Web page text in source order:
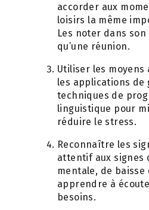
accorder aux
loisirs la même
Les noter dans
qu’une réunion.
Utiliser les
les applications de
techniques de
linguistique pour
réduire le stress.
Reconnaître les
attentif aux signes
mentale, de
apprendre à
besoins.